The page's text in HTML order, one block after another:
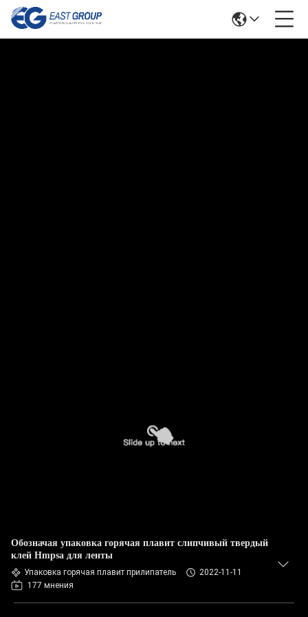
Обозначая упаковка горячая плавит слипчивый твердый
клей Hmpsa для ленты
Упаковка горячая плавит прилипатель
2022-11-11
177 мнения